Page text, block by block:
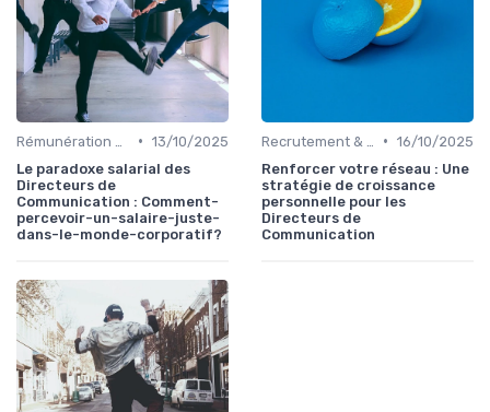
• 13/10/2025
Le paradoxe salarial des
Directeurs de
Communication : Comment-
percevoir-un-salaire-juste-
dans-le-monde-corporatif?
• 16/10/2025
Renforcer votre réseau : Une
stratégie de croissance
personnelle pour les
Directeurs de
Communication